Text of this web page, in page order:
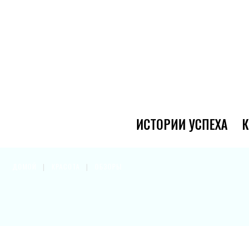
ИСТОРИИ УСПЕХА